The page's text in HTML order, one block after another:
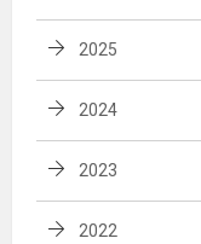
2025
2024
2023
2022